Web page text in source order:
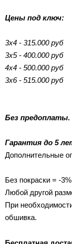
Цены под ключ:
3х4 -
3х5 - 400.000 руб
4х4 - 500.000
3х6 - 515.000 руб
Без предоплаты.
Гарантия до 5
Дополнительные
Без покраски = -
Любой другой
При
обшивка.